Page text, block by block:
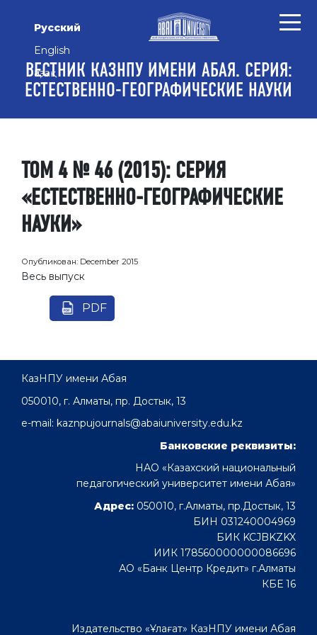
Русский
English
Қазақ
ВЕСТНИК КАЗНПУ ИМЕНИ АБАЯ. СЕРИЯ:
ЕСТЕСТВЕННО-ГЕОГРАФИЧЕСКИЕ НАУКИ
ТОМ 4 № 46 (2015): СЕРИЯ
«ЕСТЕСТВЕННО-ГЕОГРАФИЧЕСКИЕ
НАУКИ»
Опубликован: December 2015
Весь выпуск
PDF
КазНПУ имени Абая
050010, г. Алматы, пр. Достык, 13
e-mail: kaznpujournals@abaiuniversity.edu.kz
Банковские реквизиты:
НАО «Казахский национальный
педагогический университет имени Абая»
Адрес: 050010, г.Алматы, пр.Достык, 13
БИН 031240004969
БИК KCJBKZKX
ИИК 178560000000086696
АО «Банк Центр Кредит» г.Алматы
КБЕ 16
Издательство «Ұлағат» КазНПУ имени Абая